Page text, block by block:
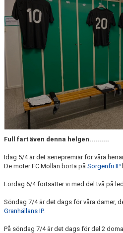
MEDLEMSRABATTER
MEDLEMSAVGIFTER
DOMARE
NYHETER
Full fart även denna helgen..........
Idag 5/4 är det seriepremiär för våra
De möter FC Möllan borta på Sorgenfri IP
Lördag 6/4 fortsätter vi med del två på
Söndag 7/4 är det dags för våra damer,
Granhällans IP.
På söndag 7/4 är det dags för del 2